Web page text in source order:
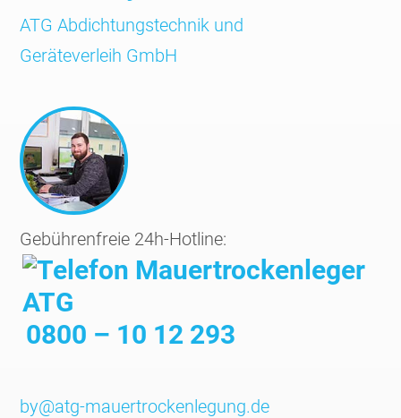
ATG Abdichtungs­technik und
Geräte­verleih GmbH
Gebührenfreie 24h-Hotline:
0800 – 10 12 293
by@atg-mauertrockenlegung.de